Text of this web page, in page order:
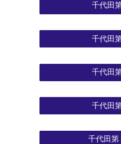
千代田
千代田
千代田
千代田
千代田第